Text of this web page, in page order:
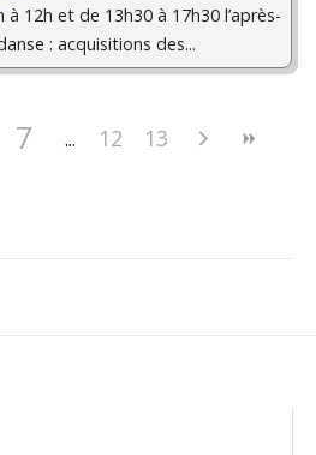
12h et de 13h30 à 17h30 l’après-
: acquisitions des...
7 12 13